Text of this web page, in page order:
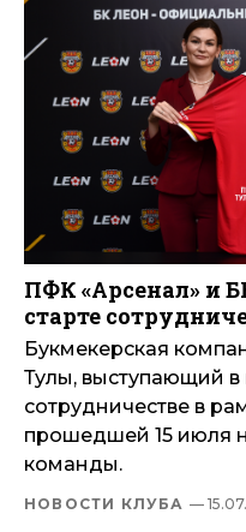
ПФК «Арсенал» и
старте
Букмекерская
Тулы, выступающий в
сотрудничестве в
прошедшей 15 июля
команды.
НОВОСТИ КЛУБА —